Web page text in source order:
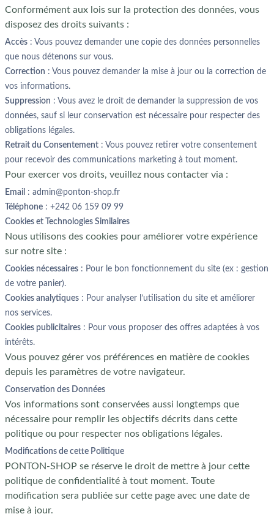
Conformément aux lois sur la protection des données, vous
disposez des droits suivants :
Accès : Vous pouvez demander une copie des données personnelles
que nous détenons sur vous.
Correction : Vous pouvez demander la mise à jour ou la correction de
vos informations.
Suppression : Vous avez le droit de demander la suppression de vos
données, sauf si leur conservation est nécessaire pour respecter des
obligations légales.
Retrait du Consentement : Vous pouvez retirer votre consentement
pour recevoir des communications marketing à tout moment.
Pour exercer vos droits, veuillez nous contacter via :
Email : admin@ponton-shop.fr
Téléphone : +242 06 159 09 99
Cookies et Technologies Similaires
Nous utilisons des cookies pour améliorer votre expérience
sur notre site :
Cookies nécessaires : Pour le bon fonctionnement du site (ex : gestion
de votre panier).
Cookies analytiques : Pour analyser l’utilisation du site et améliorer
nos services.
Cookies publicitaires : Pour vous proposer des offres adaptées à vos
intérêts.
Vous pouvez gérer vos préférences en matière de cookies
depuis les paramètres de votre navigateur.
Conservation des Données
Vos informations sont conservées aussi longtemps que
nécessaire pour remplir les objectifs décrits dans cette
politique ou pour respecter nos obligations légales.
Modifications de cette Politique
PONTON-SHOP se réserve le droit de mettre à jour cette
politique de confidentialité à tout moment. Toute
modification sera publiée sur cette page avec une date de
mise à jour.